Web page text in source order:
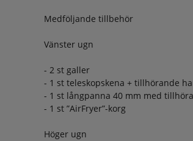
Medföljande tillbehör
Vänster ugn
- 2 st galler
- 1 st teleskopskena + tillhörande
- 1 st långpanna 40 mm med
- 1 st ”AirFryer”-korg
Höger ugn